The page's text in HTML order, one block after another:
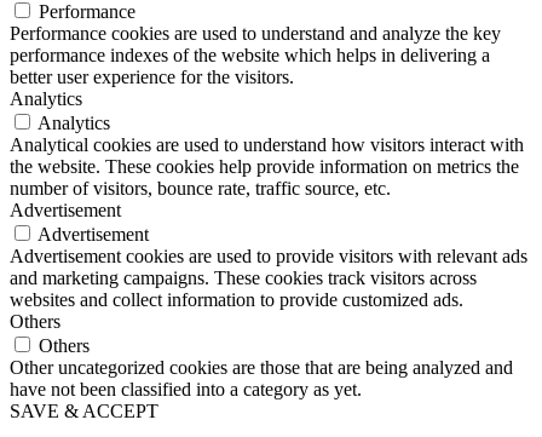
Performance
Performance cookies are used to understand and analyze the key
performance indexes of the website which helps in delivering a
better user experience for the visitors.
Analytics
Analytics
Analytical cookies are used to understand how visitors interact with
the website. These cookies help provide information on metrics the
number of visitors, bounce rate, traffic source, etc.
Advertisement
Advertisement
Advertisement cookies are used to provide visitors with relevant ads
and marketing campaigns. These cookies track visitors across
websites and collect information to provide customized ads.
Others
Others
Other uncategorized cookies are those that are being analyzed and
have not been classified into a category as yet.
SAVE & ACCEPT